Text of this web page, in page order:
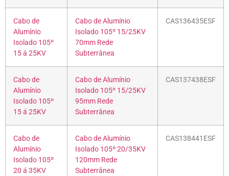
Cabo de
Alumínio
Isolado 105º
15 á 25KV
Cabo de Alumínio
Isolado 105º 15/25KV
70mm Rede
Subterrânea
CAS136435ESF
Cabo de
Alumínio
Isolado 105º
15 á 25KV
Cabo de Alumínio
Isolado 105º 15/25KV
95mm Rede
Subterrânea
CAS137438ESF
Cabo de
Alumínio
Isolado 105º
20 á 35KV
Cabo de Alumínio
Isolado 105º 20/35KV
120mm Rede
Subterrânea
CAS138441ESF